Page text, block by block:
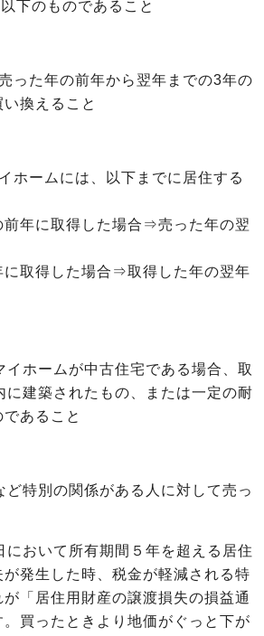
下のものであること
った年の前年から翌年までの3年の
換えること
ホームには、以下までに居住する
前年に取得した場合⇒売った年の翌
に取得した場合⇒取得した年の翌年
イホームが中古住宅である場合、取
に建築されたもの、または一定の耐
あること
ど特別の関係がある人に対して売っ
において所有期間５年を超える居住
発生した時、税金が軽減される特
「居住用財産の譲渡損失の損益通
買ったときより地価がぐっと下が